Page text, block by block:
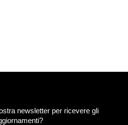
newsletter per ricevere gli